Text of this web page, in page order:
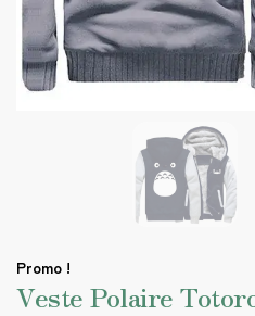
Promo !
Veste Polaire